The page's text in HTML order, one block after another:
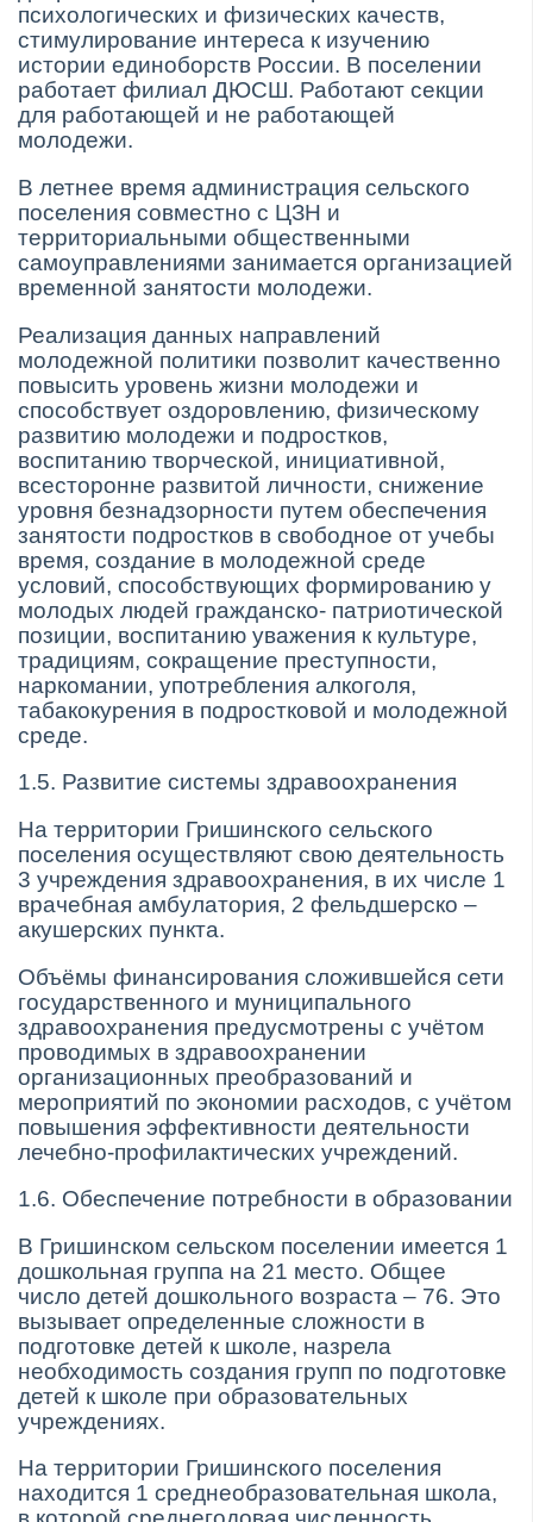
психологических и физических качеств,
стимулирование интереса к изучению
истории единоборств России. В поселении
работает филиал ДЮСШ. Работают секции
для работающей и не работающей
молодежи.
В летнее время администрация сельского
поселения совместно с ЦЗН и
территориальными общественными
самоуправлениями занимается организацией
временной занятости молодежи.
Реализация данных направлений
молодежной политики позволит качественно
повысить уровень жизни молодежи и
способствует оздоровлению, физическому
развитию молодежи и подростков,
воспитанию творческой, инициативной,
всесторонне развитой личности, снижение
уровня безнадзорности путем обеспечения
занятости подростков в свободное от учебы
время, создание в молодежной среде
условий, способствующих формированию у
молодых людей гражданско- патриотической
позиции, воспитанию уважения к культуре,
традициям, сокращение преступности,
наркомании, употребления алкоголя,
табакокурения в подростковой и молодежной
среде.
1.5. Развитие системы здравоохранения
На территории Гришинского сельского
поселения осуществляют свою деятельность
3 учреждения здравоохранения, в их числе 1
врачебная амбулатория, 2 фельдшерско –
акушерских пункта.
Объёмы финансирования сложившейся сети
государственного и муниципального
здравоохранения предусмотрены с учётом
проводимых в здравоохранении
организационных преобразований и
мероприятий по экономии расходов, с учётом
повышения эффективности деятельности
лечебно-профилактических учреждений.
1.6. Обеспечение потребности в образовании
В Гришинском сельском поселении имеется 1
дошкольная группа на 21 место. Общее
число детей дошкольного возраста – 76. Это
вызывает определенные сложности в
подготовке детей к школе, назрела
необходимость создания групп по подготовке
детей к школе при образовательных
учреждениях.
На территории Гришинского поселения
находится 1 среднеобразовательная школа,